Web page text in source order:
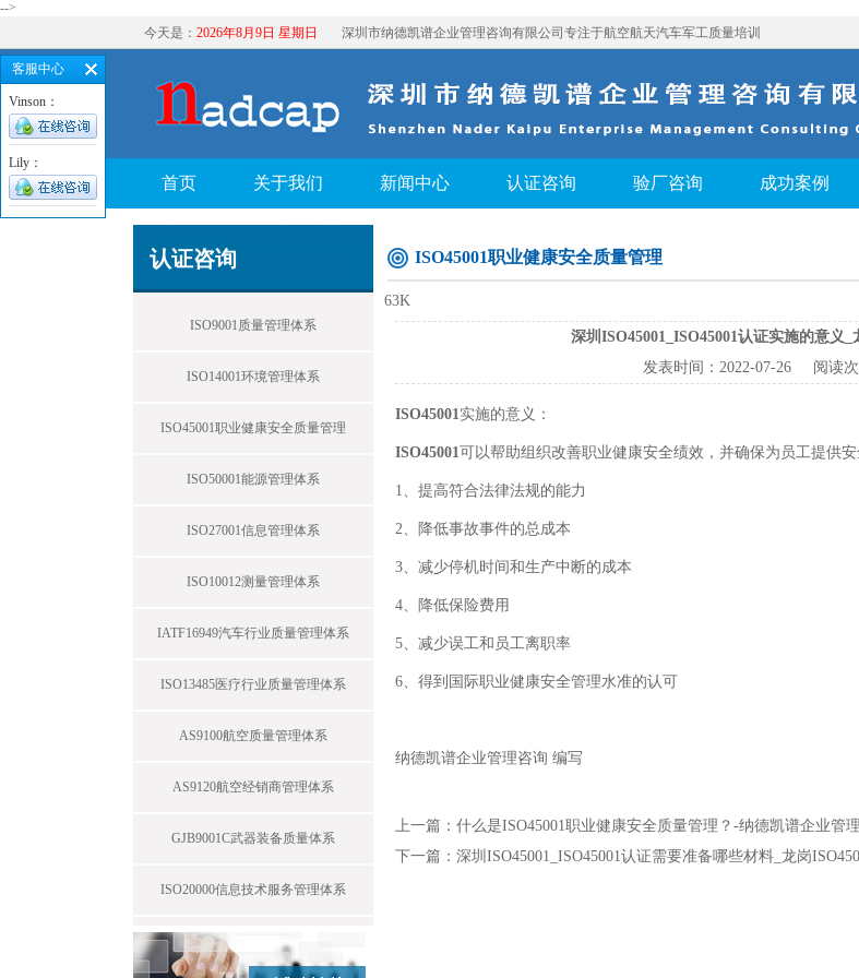
-->
今天是： 2026年8月9日 星期日 深圳市纳德凯谱企业管理咨询有限公司专注于航空航天汽车军工质量培训
首页 关于我们 新闻中心 认证咨询 验厂咨询 成功案例
认证咨询
ISO9001质量管理体系
ISO14001环境管理体系
ISO45001职业健康安全质量管理
ISO50001能源管理体系
ISO27001信息管理体系
ISO10012测量管理体系
IATF16949汽车行业质量管理体系
ISO13485医疗行业质量管理体系
AS9100航空质量管理体系
AS9120航空经销商管理体系
GJB9001C武器装备质量体系
ISO20000信息技术服务管理体系
ISO45001职业健康安全质量管理
63K
深圳ISO45001_ISO45001认证实施的意义
发表时间： 2022-07-26阅读次
ISO45001实施的意义：
ISO45001可以帮助组织改善职业健康安全绩效，并确保为员工提供安
1、提高符合法律法规的能力
2、降低事故事件的总成本
3、减少停机时间和生产中断的成本
4、降低保险费用
5、减少误工和员工离职率
6、得到国际职业健康安全管理水准的认可
纳德凯谱企业管理咨询 编写
上一篇： 什么是ISO45001职业健康安全质量管理？-纳德凯谱企业管
下一篇： 深圳ISO45001_ISO45001认证需要准备哪些材料_龙岗
客服中心
Vinson：
Lily：